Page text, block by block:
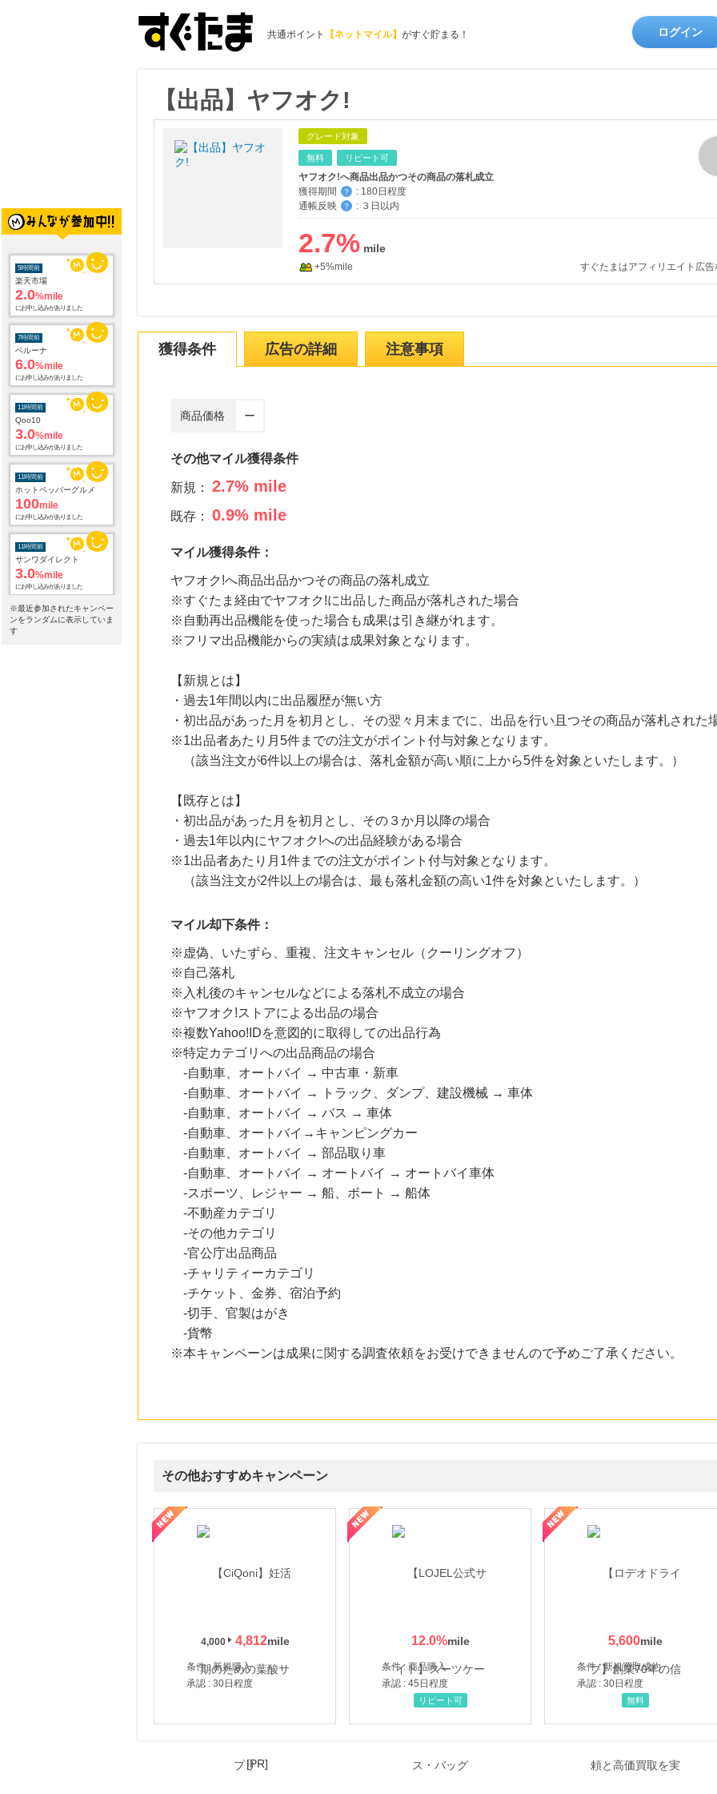
共通ポイント 【ネットマイル】 がすぐ貯まる！ ログイン
5時間前
2.0%mile
にお申し込みがありました
7時間前
ベルーナ
6.0%mile
にお申し込みがありました
11時間前
Qoo10
3.0%mile
にお申し込みがありました
11時間前
ホットペッパーグルメ
100mile
にお申し込みがありました
11時間前
サンワダイレクト
3.0%mile
にお申し込みがありました
11時間前
5.0 %mile
にお申し込みがありました
※最近参加されたキャンペー
ンをランダムに表示していま
す
【出品】ヤフオク!
グレード対象
無料 リピート可
ヤフオク!へ商品出品かつその商品の落札成立
獲得期間
？ : 180日程度
通帳反映
？ : ３日以内
2.7%
+5%mile すぐたまはアフィリエイト広
獲得条件 広告の詳細 注意事項
商品価格 ー
その他マイル獲得条件
新規： 2.7% mile
既存： 0.9% mile
マイル獲得条件：
ヤフオク!へ商品出品かつその商品の落札成立
※すぐたま経由でヤフオク!に出品した商品が落札された場合
※自動再出品機能を使った場合も成果は引き継がれます。
※フリマ出品機能からの実績は成果対象となります。
【新規とは】
・過去1年間以内に出品履歴が無い方
・初出品があった月を初月とし、その翌々月末までに、出品を行い且つその商品が落札された
※1出品者あたり月5件までの注文がポイント付与対象となります。
（該当注文が6件以上の場合は、落札金額が高い順に上から5件を対象といたします。）
【既存とは】
・初出品があった月を初月とし、その３か月以降の場合
・過去1年以内にヤフオク!への出品経験がある場合
※1出品者あたり月1件までの注文がポイント付与対象となります。
（該当注文が2件以上の場合は、最も落札金額の高い1件を対象といたします。）
マイル却下条件：
※虚偽、いたずら、重複、注文キャンセル（クーリングオフ）
※自己落札
※入札後のキャンセルなどによる落札不成立の場合
※ヤフオク!ストアによる出品の場合
※複数Yahoo!IDを意図的に取得しての出品行為
※特定カテゴリへの出品商品の場合
-自動車、オートバイ → 中古車・新車
-自動車、オートバイ → トラック、ダンプ、建設機械 → 車体
-自動車、オートバイ → バス → 車体
-自動車、オートバイ→キャンピングカー
-自動車、オートバイ → 部品取り車
-自動車、オートバイ → オートバイ → オートバイ車体
-スポーツ、レジャー → 船、ボート → 船体
-不動産カテゴリ
-その他カテゴリ
-官公庁出品商品
-チャリティーカテゴリ
-チケット、金券、宿泊予約
-切手、官製はがき
-貨幣
※本キャンペーンは成果に関する調査依頼をお受けできませんので予めご了承ください。
その他おすすめキャンペーン
4,000 4,812
条件 : 新規購入
承認 : 30日程度
12.0%
条件 : 商品購入
承認 : 45日程度
リピート可
5,600
条件 : 新規買取成約
承認 : 30日程度
【ロデオドライブ】創業70年の信頼と高価買取を実現！ブランド品・貴金属の無料査定
無料
【ファビウス公式EC】すべての女性を美しくをテーマにした商品で女性の美を応援しています
[PR]